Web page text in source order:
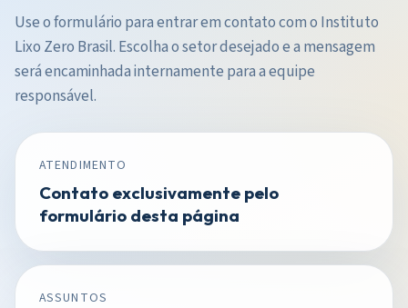
Use o formulário para entrar em contato com o Instituto
Lixo Zero Brasil. Escolha o setor desejado e a mensagem
será encaminhada internamente para a equipe
responsável.
ATENDIMENTO
Contato exclusivamente pelo
formulário desta página
ASSUNTOS